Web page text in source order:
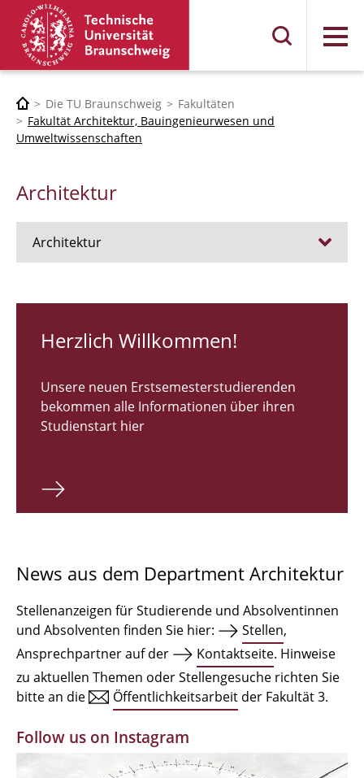
Menü
Die TU Braunschweig
Fakultäten
Fakultät Architektur, Bauingenieurwesen und
Umweltwissenschaften
Architektur
Architektur
RUNDGANG 26
Bachelor Architektur
Master Architektur
Qualifikationsprofil
Institute
Einrichtungen
Zeichensäle
MBW | Modellbauwerkstatt
Alumni | cloud club
Herzlich Willkommen!
Unsere neuen Erstsemesterstudierenden
bekommen alle Informationen über ihren
Studienstart hier
News aus dem Department Architektur
Stellenanzeigen für Studierende und Absolventinnen
und Absolventen finden Sie hier:
Stellen,
Ansprechpartner auf der
Kontaktseite. Hinweise
zu aktuellen Themen oder Stellengesuche richten Sie
bitte an die
Öffentlichkeitsarbeit der Fakultät 3.
Follow us on Instagram